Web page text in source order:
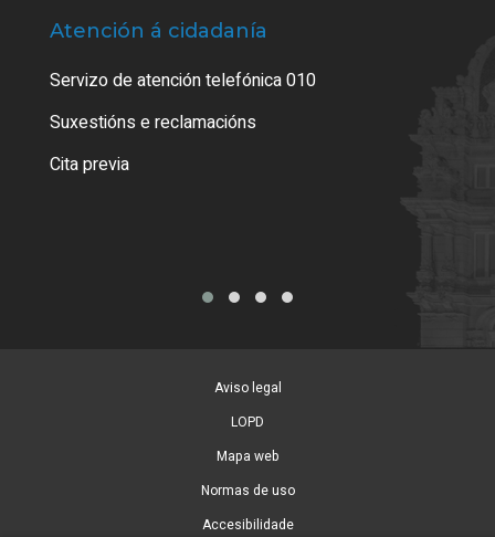
Atención á cidadanía
Servizo de atención telefónica 010
Suxestións e reclamacións
Cita previa
Aviso legal
LOPD
Mapa web
Normas de uso
Accesibilidade